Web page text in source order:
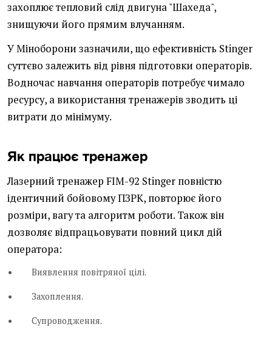
захоплює тепловий слід двигуна "Шахеда",
знищуючи його прямим влучанням.
У Міноборони зазначили, що ефективність Stinger
суттєво залежить від рівня підготовки операторів.
Водночас навчання операторів потребує чимало
ресурсу, а використання тренажерів зводить ці
витрати до мінімуму.
Як працює тренажер
Лазерний тренажер FIM-92 Stinger повністю
ідентичний бойовому ПЗРК, повторює його
розміри, вагу та алгоритм роботи. Також він
дозволяє відпрацьовувати повний цикл дій
оператора:
Виявлення повітряної цілі.
Захоплення.
Супроводження.